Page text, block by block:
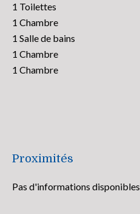
1 Toilettes
1 Chambre
1 Salle de bains
1 Chambre
1 Chambre
Proximités
Pas d'informations disponibles